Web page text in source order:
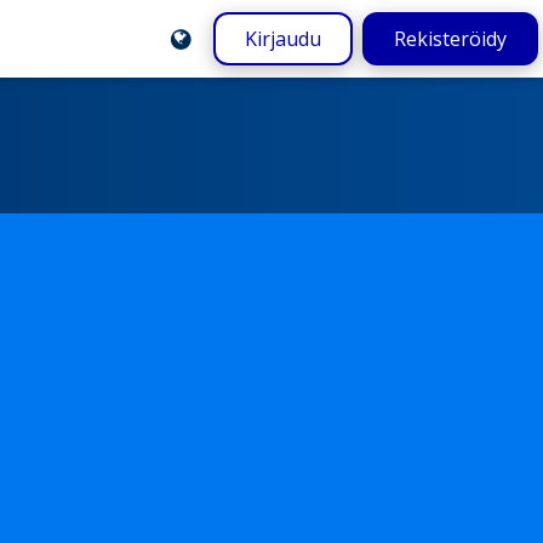
Kirjaudu Rekisteröidy